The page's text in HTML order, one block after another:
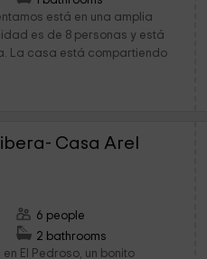
está en una amplia
es de 8 personas y está
La casa está compartiendo
Casa Arel
6 people
2 bathrooms
El Pedroso, un bonito